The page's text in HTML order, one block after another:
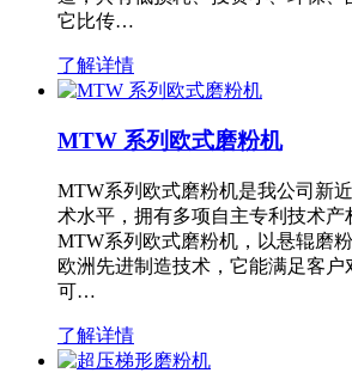
它比传…
了解详情
MTW 系列欧式磨粉机
MTW系列欧式磨粉机是我公司新
术水平，拥有多项自主专利技术
MTW系列欧式磨粉机，以悬辊磨
欧洲先进制造技术，它能满足客户
可…
了解详情